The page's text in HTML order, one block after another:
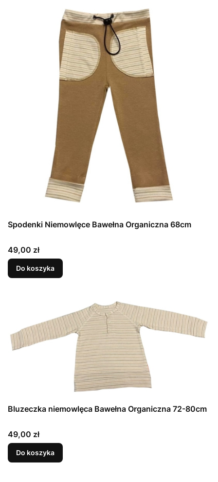
Spodenki Niemowlęce Bawełna Organiczna 68cm
Cena
49,00 zł
Do koszyka
Bluzeczka niemowlęca Bawełna Organiczna 72-80cm
Cena
49,00 zł
Do koszyka